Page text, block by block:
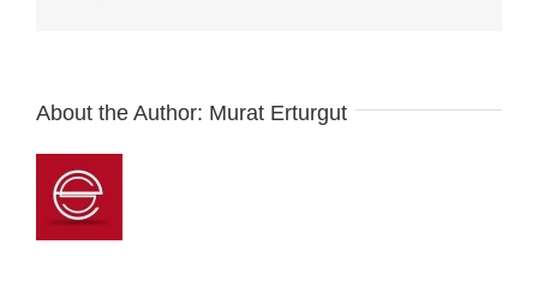
About the Author: Murat Erturgut